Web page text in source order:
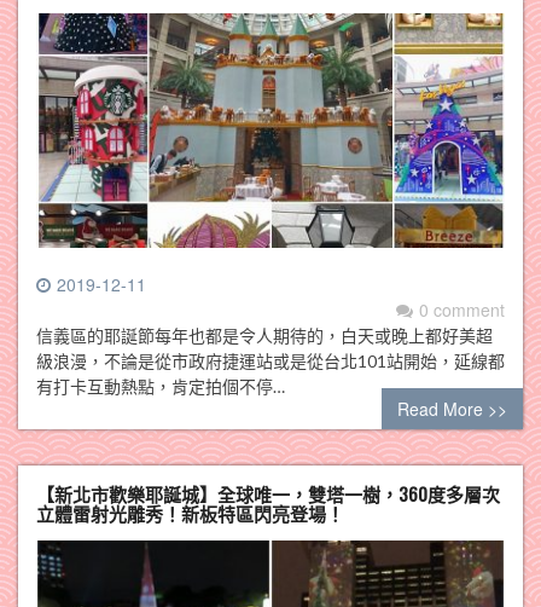
2019-12-11
0 comment
信義區的耶誕節每年也都是令人期待的，白天或晚上都好美超
級浪漫，不論是從市政府捷運站或是從台北101站開始，延線都
有打卡互動熱點，肯定拍個不停…
Read More >>
【新北市歡樂耶誕城】全球唯一，雙塔一樹，360度多層次
立體雷射光雕秀！新板特區閃亮登場！